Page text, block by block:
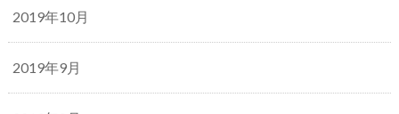
2019年10月
2019年9月